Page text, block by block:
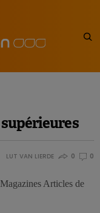
LUT VAN LIERDE 0 0
Articles de